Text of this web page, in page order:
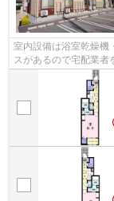
室内設備は浴室乾燥機
スがあるので宅配業者
取る必要がなくなるた